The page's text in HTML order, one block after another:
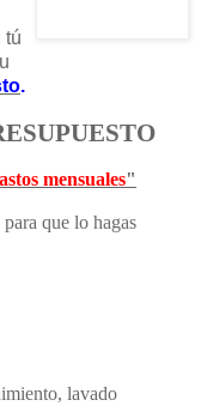
tú
.
mensuales"
que lo hagas
lavado